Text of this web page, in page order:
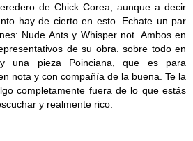
de Chick Corea, aunque a decir
hay de cierto en esto. Echate un par
Nude Ants y Whisper not. Ambos en
de su obra. sobre todo en
una pieza Poinciana, que es para
nota y con compañía de la buena. Te la
completamente fuera de lo que estás
y realmente rico.